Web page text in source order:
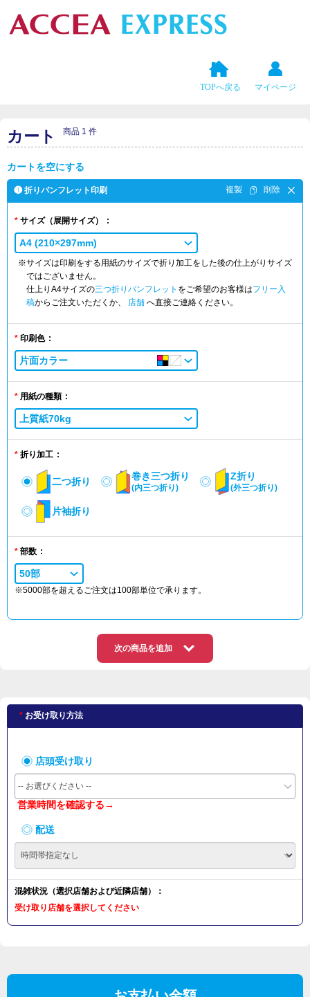
TOPへ戻る マイページ
カート 商品 1 件
カートを空にする
❶ 折りパンフレット印刷
サイズ（展開サイズ）
A4 (210×297mm)
※サイズは印刷をする用紙のサイズで折り加工をした後の仕上がりサイズ
ではございません。
仕上りA4サイズの三つ折りパンフレット をご希望のお客様はフリー入
稿からご注文いただくか、 店舗 へ直接ご連絡ください。
印刷色
片面カラー
用紙の種類
上質紙70kg
折り加工
二つ折り 巻き三つ折り
(内三つ折り)
Z折り
(外三つ折り)
片袖折り
部数
50部
※5000部を超えるご注文は100部単位で承ります。
次の商品を追加
お受け取り方法
店頭受け取り
-- お選びください --
営業時間を確認する→
配送
混雑状況（選択店舗および近隣店舗）：
受け取り店舗を選択してください